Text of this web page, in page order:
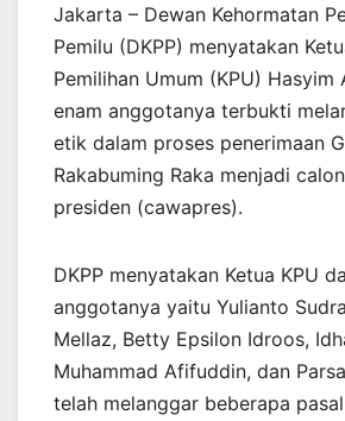
Jakarta – Dewan Kehormatan
Pemilu (DKPP) menyatakan
Pemilihan Umum (KPU) Hasyim
enam anggotanya terbukti
etik dalam proses penerimaan
Rakabuming Raka menjadi
presiden (cawapres).
DKPP menyatakan Ketua KPU
anggotanya yaitu Yulianto
Mellaz, Betty Epsilon Idroos,
Muhammad Afifuddin, dan
telah melanggar beberapa